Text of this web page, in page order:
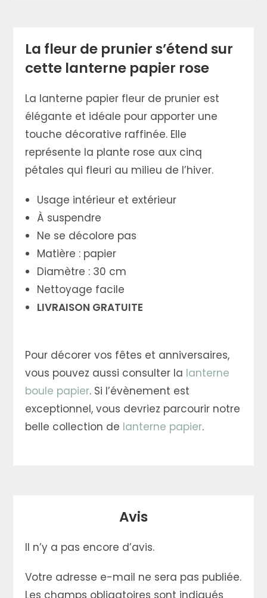
La fleur de prunier s’étend sur
cette lanterne papier rose
La lanterne papier fleur de prunier est
élégante et idéale pour apporter une
touche décorative raffinée. Elle
représente la plante rose aux cinq
pétales qui fleuri au milieu de l’hiver.
Usage intérieur et extérieur
À suspendre
Ne se décolore pas
Matière : papier
Diamètre : 30 cm
Nettoyage facile
LIVRAISON GRATUITE
Pour décorer vos fêtes et anniversaires,
vous pouvez aussi consulter la lanterne
boule papier. Si l’évènement est
exceptionnel, vous devriez parcourir notre
belle collection de lanterne papier.
Avis
Il n’y a pas encore d’avis.
Votre adresse e-mail ne sera pas publiée.
Les champs obligatoires sont indiqués